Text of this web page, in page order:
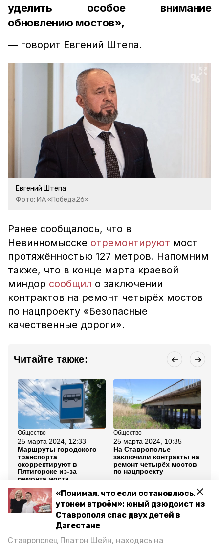
«Понимал, что если остановлюсь,
утонем втроём»: юный дзюдоист из
Ставрополя спас двух детей в
Дагестане
Ставрополец Платон Шейн, находясь на
уделить особое внимание
обновлению мостов»,
— говорит Евгений Штепа.
Евгений Штепа
Фото: ИА «Победа26»
Ранее сообщалось, что в
Невинномысске отремонтируют мост
протяжённостью 127 метров. Напомним
также, что в конце марта краевой
миндор сообщил о заключении
контрактов на ремонт четырёх мостов
по нацпроекту «Безопасные
качественные дороги».
Читайте также:
Общество
25 марта 2024, 12:33
Маршруты городского
транспорта
скорректируют в
Пятигорске из-за
ремонта моста
Общество
25 марта 2024, 10:35
На Ставрополье
заключили контракты на
ремонт четырёх мостов
по нацпроекту
Все новости
нацпроект безопасные качественные дороги